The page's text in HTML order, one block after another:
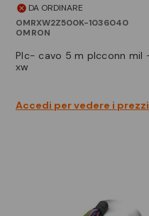
DA ORDINARE
OMRXW2Z500K-1036040
OMRON
plc- cavo 5 m plcconn mil -
xw
Accedi per vedere i prezzi